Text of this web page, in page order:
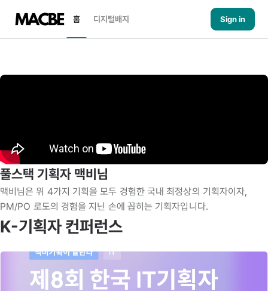
홈 디지털배지 Sign in
풀스택 기획자 맥비님
맥비님은 위 4가지 기획을 모두 경험한 국내 최정상의 기획자이자,
PM/PO 로도의 경험을 지닌 손에 꼽히는 기획자입니다.
K-기획자 컨퍼런스